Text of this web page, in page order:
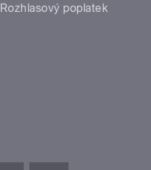
Rozhlasový poplatek